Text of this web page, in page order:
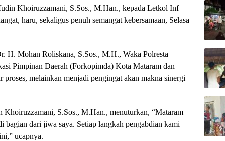
Khoiruzzamani, S.Sos., M.Han., kepada Letkol Inf
haru, sekaligus penuh semangat kebersamaan, Selasa
H. Mohan Roliskana, S.Sos., M.H., Waka Polresta
Pimpinan Daerah (Forkopimda) Kota Mataram dan
melainkan menjadi pengingat akan makna sinergi
S.Sos., M.Han., menuturkan, “Mataram
bagian dari jiwa saya. Setiap langkah pengabdian kami
ucapnya.